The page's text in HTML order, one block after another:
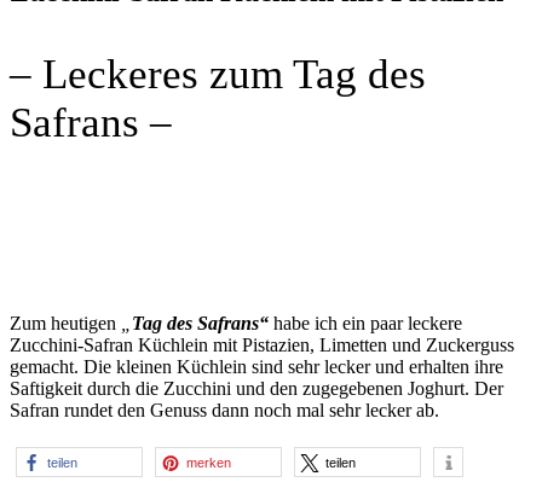
– Leckeres zum Tag des
Safrans –
Zum heutigen Tag des Safrans“ habe ich ein paar leckere
Zucchini-Safran Küchlein mit Pistazien, Limetten und Zuckerguss
gemacht. Die kleinen Küchlein sind sehr lecker und erhalten ihre
Saftigkeit durch die Zucchini und den zugegebenen Joghurt. Der
Safran rundet den Genuss dann noch mal sehr lecker ab.
teilen merken teilen